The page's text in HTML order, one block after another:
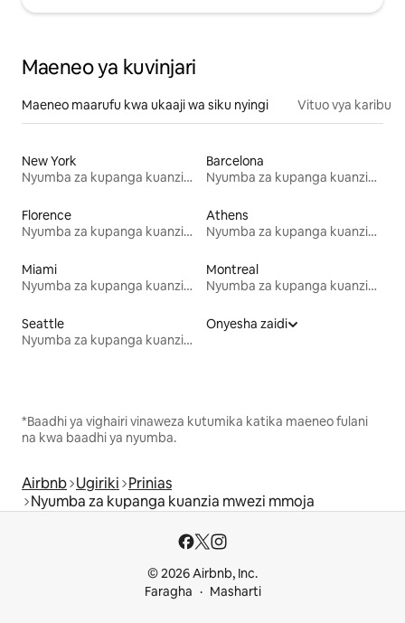
Maeneo ya kuvinjari
Maeneo maarufu kwa ukaaji wa siku nyingi Vituo vya karibu
New York
Nyumba za kupanga kuanzia mwezi mmoja
Barcelona
Nyumba za kupanga kuanzia mwezi mmoja
Florence
Nyumba za kupanga kuanzia mwezi mmoja
Athens
Nyumba za kupanga kuanzia mwezi mmoja
Miami
Nyumba za kupanga kuanzia mwezi mmoja
Montreal
Nyumba za kupanga kuanzia mwezi mmoja
Seattle
Nyumba za kupanga kuanzia mwezi mmoja
Onyesha zaidi
*Baadhi ya vighairi vinaweza kutumika katika maeneo fulani
na kwa baadhi ya nyumba.
Airbnb Ugiriki Prinias
Nyumba za kupanga kuanzia mwezi mmoja
© 2026 Airbnb, Inc.
Faragha
Masharti